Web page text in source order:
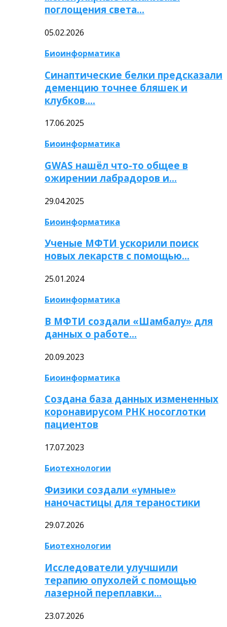
поглощения света…
05.02.2026
Биоинформатика
Синаптические белки предсказали
деменцию точнее бляшек и
клубков….
17.06.2025
Биоинформатика
GWAS нашёл что-то общее в
ожирении лабрадоров и…
29.04.2025
Биоинформатика
Ученые МФТИ ускорили поиск
новых лекарств с помощью…
25.01.2024
Биоинформатика
В МФТИ создали «Шамбалу» для
данных о работе…
20.09.2023
Биоинформатика
Создана база данных измененных
коронавирусом РНК носоглотки
пациентов
17.07.2023
Биотехнологии
Физики создали «умные»
наночастицы для тераностики
29.07.2026
Биотехнологии
Исследователи улучшили
терапию опухолей с помощью
лазерной переплавки…
23.07.2026